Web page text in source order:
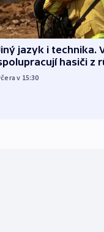
jazyk i technika.
hasiči z
v 15:30